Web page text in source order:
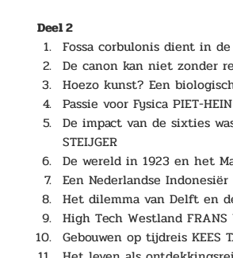
Deel 2
Fossa corbulonis dient in
De canon kan niet zonder
Hoezo kunst? Een
Passie voor Fysica PIET-HEIN
De impact van de sixties
STEIJGER
De wereld in 1923 en het
Een Nederlandse Indonesiër
Het dilemma van Delft en
High Tech Westland FRANS
Gebouwen op tijdreis KEES